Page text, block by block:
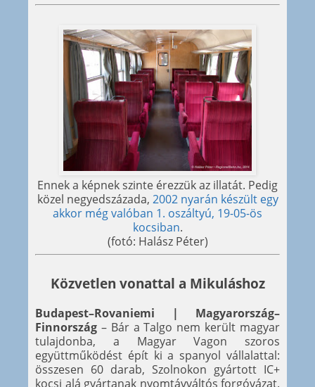
Ennek a képnek szinte érezzük az illatát. Pedig
közel negyedszázada, 2002 nyarán készült egy
akkor még valóban 1. oszáltyú, 19-05-ös
kocsiban.
(fotó: Halász Péter)
Közvetlen vonattal a Mikuláshoz
Budapest–Rovaniemi | Magyarország–
Finnország – Bár a Talgo nem került magyar
tulajdonba, a Magyar Vagon szoros
együttműködést épít ki a spanyol vállalattal:
összesen 60 darab, Szolnokon gyártott IC+
kocsi alá gyártanak nyomtávváltós forgóvázat.